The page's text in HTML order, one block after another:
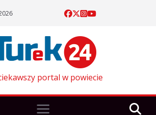
portal w powiecie